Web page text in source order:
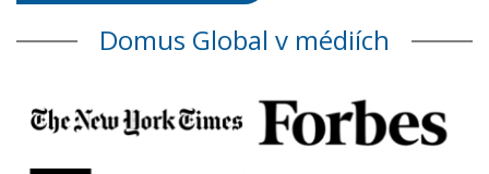
Domus Global v médiích